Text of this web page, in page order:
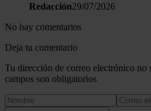
Redacción29/07/2026
No hay comentarios
Deja tu comentario
Tu dirección de correo electrónico no
campos son obligatorios